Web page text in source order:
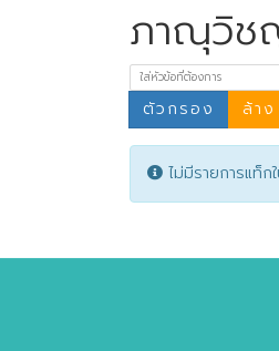
ภาณุวิช
ใส่หัวข้อที่ต้องการ
ตัวกรอง
ล้าง
Info
ไม่มีรายการแท็ก